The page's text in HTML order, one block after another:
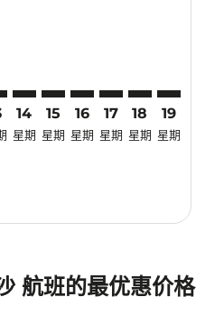
14
星期
15
星期
16
星期
17
星期
18
星期
19
星期
航班的最优惠价格